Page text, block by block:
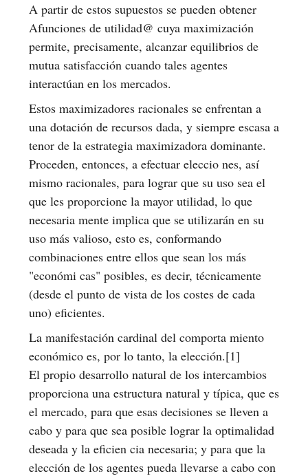
A partir de estos supuestos se pueden obtener
Afunciones de utilidad@ cuya maximización
permite, precisamente, alcanzar equilibrios de
mutua satisfacción cuando tales agentes
interactúan en los mercados.
Estos maximizadores racionales se enfrentan a
una dotación de recursos dada, y siempre escasa a
tenor de la estrategia maximizadora dominante.
Proceden, entonces, a efectuar eleccio nes, así
mismo racionales, para lograr que su uso sea el
que les proporcione la mayor utilidad, lo que
necesaria mente implica que se utilizarán en su
uso más valioso, esto es, conformando
combinaciones entre ellos que sean los más
"económi cas" posibles, es decir, técnicamente
(desde el punto de vista de los costes de cada
uno) eficientes.
La manifestación cardinal del comporta miento
económico es, por lo tanto, la elección.[1]
El propio desarrollo natural de los intercambios
proporciona una estructura natural y típica, que es
el mercado, para que esas decisiones se lleven a
cabo y para que sea posible lograr la optimalidad
deseada y la eficien cia necesaria; y para que la
elección de los agentes pueda llevarse a cabo con